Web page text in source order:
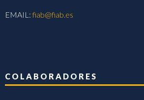
EMAIL:fiab@fiab.es
COLABORADORES